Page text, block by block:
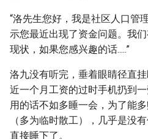
“洛先生您好，我是社区人口管
示您最近出现了资金问题。我
现状，如果您感兴趣的话.....”
洛九没有听完，垂着眼睛径直
近一个月工资的过时手机扔到
用的话不如多睡一会，为了能
（多为临时散工），几乎是没
直接睡下了。